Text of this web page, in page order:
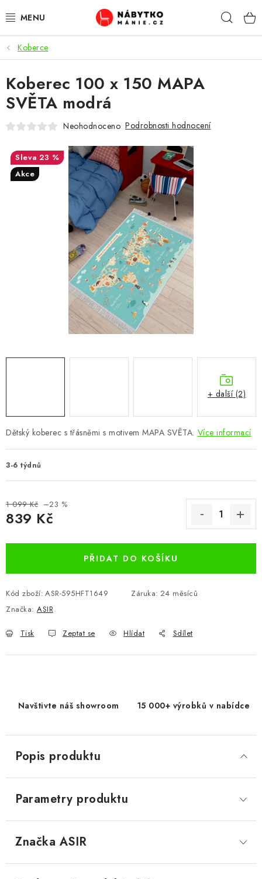
na
OBÝVACÍ POKOJ
KUCHYŇ A JÍDELNA
LOŽNICE
KANCELÁŘ / PRACOVNA
KOUPELNA A WC
CHOVATELSKÉ POTŘEBY
DOPLŇKY A DEKORACE
OSTATNÍ
VÝPRODEJ
Vše o nákupu Info
Reklamace a odstoupení od smlouvy
Kontakty
Koberce
Dětský koberec s třásněmi s motivem MAPA SVĚTA. Více informací
3-6 týdnů
1 099 Kč –23 %
839 Kč
PŘIDAT DO KOŠÍKU
Kód zboží: ASR-595HFT1649 Záruka: 24 měsíců
Značka: ASIR
Tisk Zeptat se Hlídat Sdílet
Koberec 100 x 150 MAPA
SVĚTA modrá
Neohodnoceno Podrobnosti hodnocení
23 %
Akce
+ další (2)
Navštivte náš showroom 15 000+ výrobků v nabídce
Popis produktu
Parametry produktu
Značka ASIR